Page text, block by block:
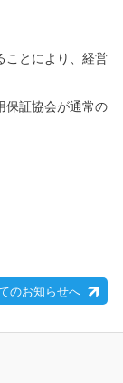
とにより、経営
証協会が通常の
のお知らせへ